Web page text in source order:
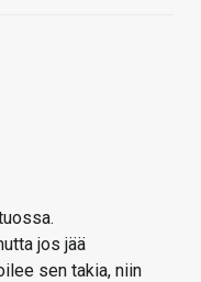
jos jää
sen takia, niin